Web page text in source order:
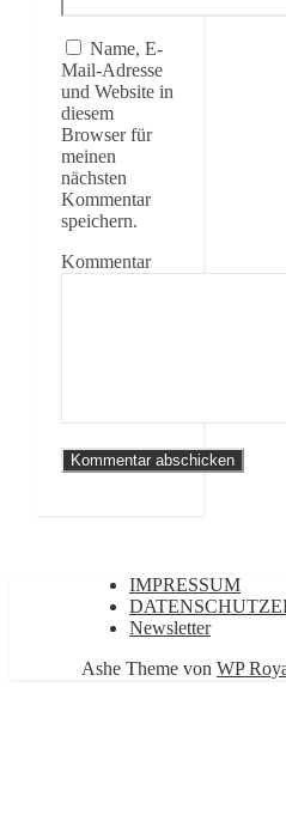
Name, E-
Mail-Adresse
und Website in
diesem
Browser für
meinen
nächsten
Kommentar
speichern.
Kommentar
IMPRESSUM
Newsletter
Ashe Theme von WP